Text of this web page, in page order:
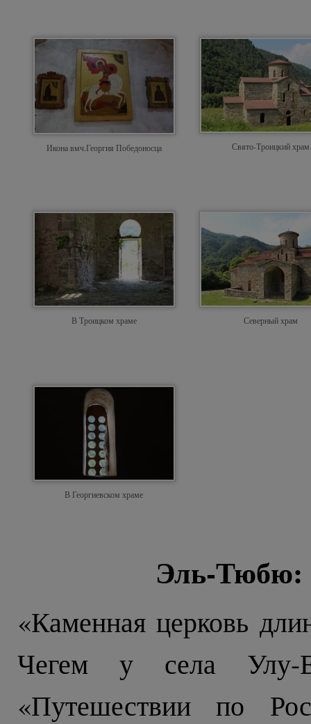
Икона вмч.Георгия Победоносца Свято-Троицкий храм
В Троицком храме Северный храм
В Георгиевском храме
Эль-Тюбю:
«Каменная церковь
Чегем у села
«Путешествии по